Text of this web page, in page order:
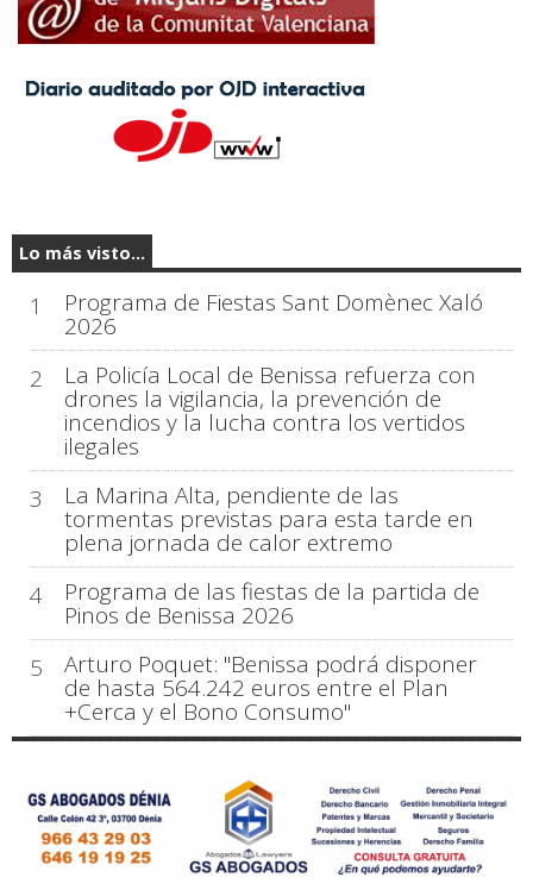
Lo más visto...
1 Programa de Fiestas Sant Domènec Xaló
2026
2
La Policía Local de Benissa refuerza con
drones la vigilancia, la prevención de
incendios y la lucha contra los vertidos
ilegales
3
La Marina Alta, pendiente de las
tormentas previstas para esta tarde en
plena jornada de calor extremo
4
Programa de las fiestas de la partida de
Pinos de Benissa 2026
5
Arturo Poquet: "Benissa podrá disponer
de hasta 564.242 euros entre el Plan
+Cerca y el Bono Consumo"